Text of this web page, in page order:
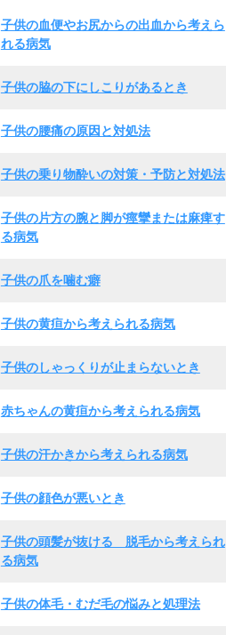
子供の血便やお尻からの出血から考えら
れる病気
子供の脇の下にしこりがあるとき
子供の腰痛の原因と対処法
子供の乗り物酔いの対策・予防と対処法
子供の片方の腕と脚が痙攣または麻痺す
る病気
子供の爪を噛む癖
子供の黄疸から考えられる病気
子供のしゃっくりが止まらないとき
赤ちゃんの黄疸から考えられる病気
子供の汗かきから考えられる病気
子供の顔色が悪いとき
子供の頭髪が抜ける 脱毛から考えられ
る病気
子供の体毛・むだ毛の悩みと処理法